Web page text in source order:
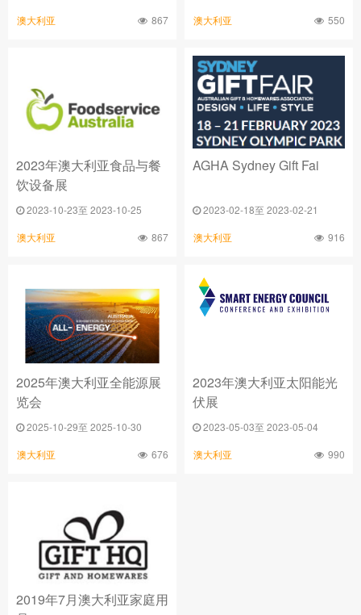
澳大利亚 867 澳大利亚 550
2023年澳大利亚食品与餐
饮设备展
2023-10-23至 2023-10-25
澳大利亚 867
AGHA Sydney Gift Fai
2023-02-18至 2023-02-21
澳大利亚 916
2025年澳大利亚全能源展
览会
2025-10-29至 2025-10-30
澳大利亚 676
2023年澳大利亚太阳能光
伏展
2023-05-03至 2023-05-04
澳大利亚 990
2019年7月澳大利亚家庭用